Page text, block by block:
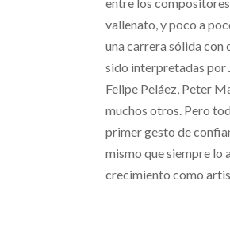
vallenato, y poco a
una carrera sólida con
sido interpretadas por
Felipe Peláez, Peter
muchos otros. Pero
primer gesto de
mismo que siempre lo
crecimiento como